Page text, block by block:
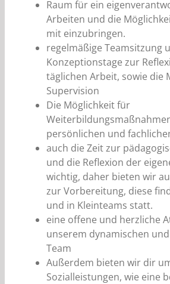
Raum für ein
Arbeiten und die
mit einzubringen.
regelmäßige Teamsitzung
Konzeptionstage zur
täglichen Arbeit, sowie die
Supervision
Die Möglichkeit für
persönlichen und
auch die Zeit zur
und die Reflexion der
wichtig, daher bieten wir
zur Vorbereitung, diese
und in Kleinteams statt.
eine offene und herzliche
unserem dynamischen
Team
Außerdem bieten wir dir
Sozialleistungen, wie eine